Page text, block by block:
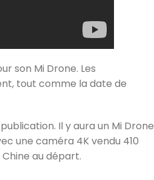
son Mi Drone. Les
tout comme la date de
Il y aura un Mi Drone
une caméra 4K vendu 410
au départ.